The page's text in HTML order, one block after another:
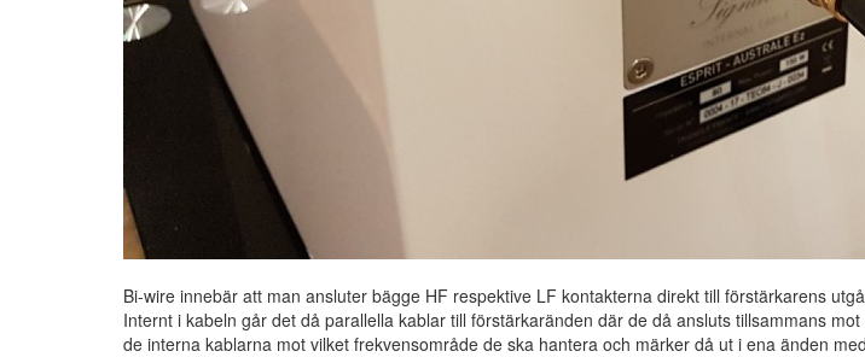
Bi-wire innebär att man ansluter bägge HF respektive LF kontakterna direkt till förstärkarens
Internt i kabeln går det då parallella kablar till förstärkaränden där de då ansluts tillsammans
de interna kablarna mot vilket frekvensområde de ska hantera och märker då ut i ena änden